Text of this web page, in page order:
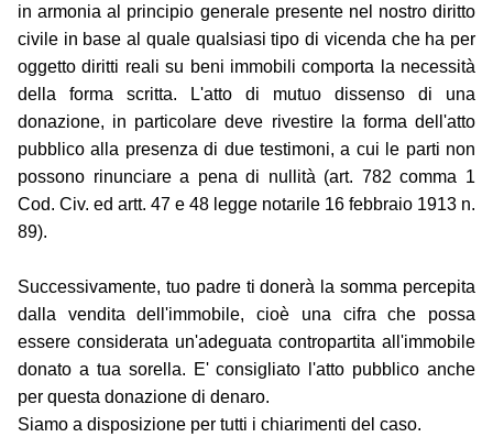
in armonia al principio generale presente nel nostro diritto
civile in base al quale qualsiasi tipo di vicenda che ha per
oggetto diritti reali su beni immobili comporta la necessità
della forma scritta. L'atto di mutuo dissenso di una
donazione, in particolare deve rivestire la forma dell'atto
pubblico alla presenza di due testimoni, a cui le parti non
possono rinunciare a pena di nullità (art. 782 comma 1
Cod. Civ. ed artt. 47 e 48 legge notarile 16 febbraio 1913 n.
89).
Successivamente, tuo padre ti donerà la somma percepita
dalla vendita dell'immobile, cioè una cifra che possa
essere considerata un'adeguata contropartita all'immobile
donato a tua sorella. E' consigliato l'atto pubblico anche
per questa donazione di denaro.
Siamo a disposizione per tutti i chiarimenti del caso.